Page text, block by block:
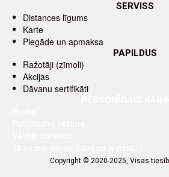
SERVISS
Distances līgums
Karte
Piegāde un apmaksa
PAPILDUS
Ražotāji (zīmoli)
Akcijas
Dāvanu sertifikāti
Copyright © 2020-2025, Visas